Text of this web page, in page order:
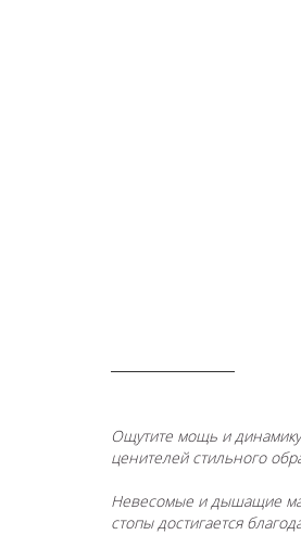
Ощутите мощь и
ценителей стильного
Невесомые и дышащие
стопы достигается